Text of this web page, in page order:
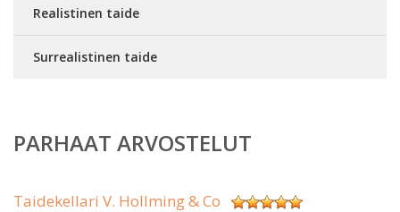
Realistinen taide
Surrealistinen taide
PARHAAT ARVOSTELUT
Taidekellari V. Hollming & Co